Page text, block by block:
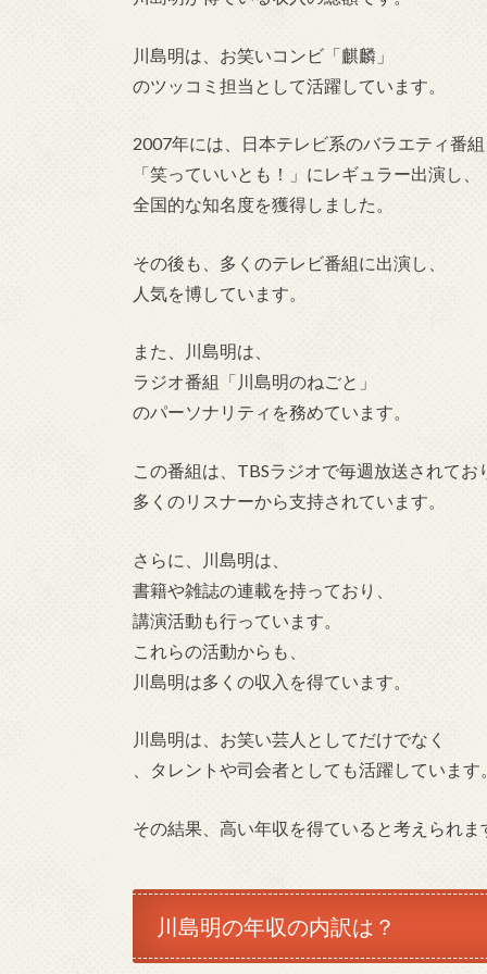
川島明は、お笑いコンビ「麒麟」
のツッコミ担当として活躍しています。
2007年には、日本テレビ系のバラエティ番組
「笑っていいとも！」にレギュラー出演し、
全国的な知名度を獲得しました。
その後も、多くのテレビ番組に出演し、
人気を博しています。
また、川島明は、
ラジオ番組「川島明のねごと」
のパーソナリティを務めています。
この番組は、TBSラジオで毎週放送されてお
多くのリスナーから支持されています。
さらに、川島明は、
書籍や雑誌の連載を持っており、
講演活動も行っています。
これらの活動からも、
川島明は多くの収入を得ています。
川島明は、お笑い芸人としてだけでなく
、タレントや司会者としても活躍しています
その結果、高い年収を得ていると考えられま
川島明の年収の内訳は？